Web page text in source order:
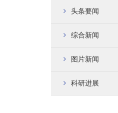
头条要闻
综合新闻
图片新闻
科研进展